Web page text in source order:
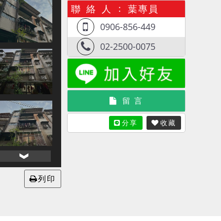
列印
聯 絡 人 葉專員
0906-856-449
02-2500-0075
留 言
分享 收藏